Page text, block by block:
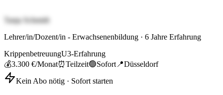
Tanja Schmidt
Lehrer/in/Dozent/in - Erwachsenenbildung · 6 Jahre Erfahrung
KrippenbetreuungU3-Erfahrung
💰3.300 €/Monat⏰Teilzeit🟢Sofort 📍Düsseldorf
Kein Abo nötig · Sofort starten